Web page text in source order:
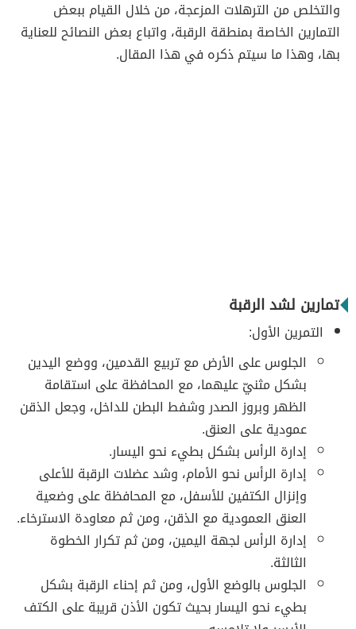
والتخلص من الترهلات المزعجة، من خلال القيام ببعض
التمارين الخاصة بمنطقة الرقبة، واتباع بعض النصائح للعناية
بها، وهذا ما سيتم ذكره في هذا المقال.
تمارين لشد الرقبة
التمرين الأول:
الجلوس على الأرض مع تربيع القدمين، ووضع اليدين
بشكل مثنيّ عليهما، مع المحافظة على استقامة
الظهر وبروز الصدر وشفط البطن للداخل، وجعل الذقن
عمودية على العنق.
إدارة الرأس بشكل بطيء نحو اليسار.
إدارة الرأس نحو الأمام، وشد عضلات الرقبة للأعلى
وإنزال الكتفين للأسفل، مع المحافظة على وضعية
العنق العمودية مع الذقن، ومن ثم معاودة الاسترخاء.
إدارة الرأس لجهة اليمين، ومن ثم تكرار الخطوة
الثالثة.
الجلوس بالوضع الأول، ومن ثم إحناء الرقبة بشكل
بطيء نحو اليسار بحيث تكون الأذن قريبة على الكتف